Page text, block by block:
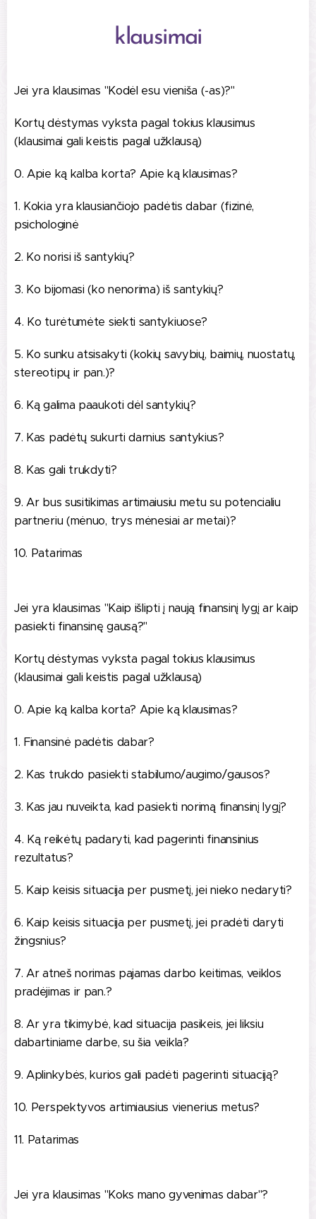
klausimai
Jei yra klausimas "Kodėl esu vieniša (-as)?"
Kortų dėstymas vyksta pagal tokius klausimus
(klausimai gali keistis pagal užklausą)
0. Apie ką kalba korta? Apie ką klausimas?
1. Kokia yra klausiančiojo padėtis dabar (fizinė,
psichologinė
2. Ko norisi iš santykių?
3. Ko bijomasi (ko nenorima) iš santykių?
4. Ko turėtumėte siekti santykiuose?
5. Ko sunku atsisakyti (kokių savybių, baimių, nuostatų,
stereotipų ir pan.)?
6. Ką galima paaukoti dėl santykių?
7. Kas padėtų sukurti darnius santykius?
8. Kas gali trukdyti?
9. Ar bus susitikimas artimaiusiu metu su potencialiu
partneriu (mėnuo, trys mėnesiai ar metai)?
10. Patarimas
Jei yra klausimas "Kaip išlipti į naują finansinį lygį ar kaip
pasiekti finansinę gausą?"
Kortų dėstymas vyksta pagal tokius klausimus
(klausimai gali keistis pagal užklausą)
0. Apie ką kalba korta? Apie ką klausimas?
1. Finansinė padėtis dabar?
2. Kas trukdo pasiekti stabilumo/augimo/gausos?
3. Kas jau nuveikta, kad pasiekti norimą finansinį lygį?
4. Ką reikėtų padaryti, kad pagerinti finansinius
rezultatus?
5. Kaip keisis situacija per pusmetį, jei nieko nedaryti?
6. Kaip keisis situacija per pusmetį, jei pradėti daryti
žingsnius?
7. Ar atneš norimas pajamas darbo keitimas, veiklos
pradėjimas ir pan.?
8. Ar yra tikimybė, kad situacija pasikeis, jei liksiu
dabartiniame darbe, su šia veikla?
9. Aplinkybės, kurios gali padėti pagerinti situaciją?
10. Perspektyvos artimiausius vienerius metus?
11. Patarimas
Jei yra klausimas "Koks mano gyvenimas dabar"?